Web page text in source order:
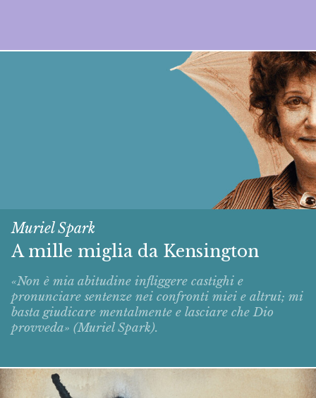
Muriel Spark
A mille miglia da Kensington
«Non è mia abitudine infliggere castighi e
pronunciare sentenze nei confronti miei e altrui; mi
basta giudicare mentalmente e lasciare che Dio
provveda» (Muriel Spark).